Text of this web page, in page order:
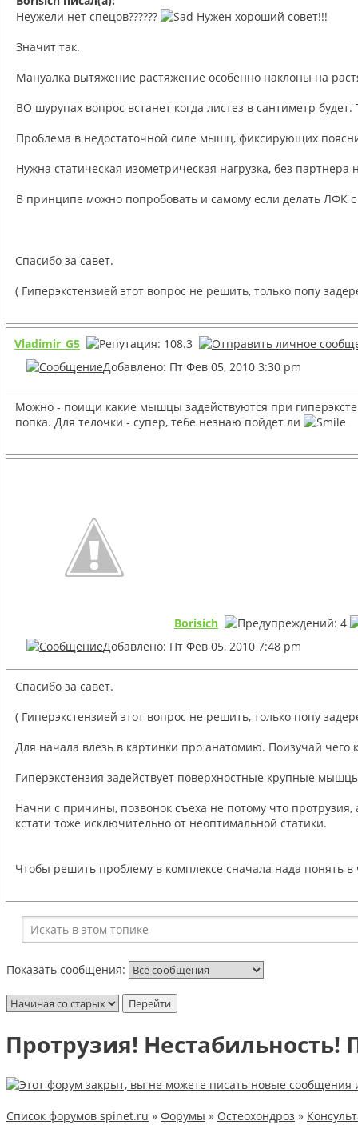
Неужели нет спецов??????
Нужен хороший совет!!!
Значит так.
Мануалка вытяжение растяжение особенно наклоны на
ВО шурупах вопрос встанет когда листез в сантиметр
Проблема в недостаточной силе мышц, фиксирующих
Нужна статическая изометрическая нагрузка, без
В принципе можно попробовать и самому если делать ЛФК
Спасибо за савет.
( Гиперэкстензией этот вопрос не решить, только попу
Vladimir_G5
Добавлено: Пт Фев 05, 2010 3:30 pm
Можно - поищи какие мышцы задействуются при
попка. Для телочки - супер, тебе незнаю пойдет ли
Borisich
Добавлено: Пт Фев 05, 2010 7:48 pm
Спасибо за савет.
( Гиперэкстензией этот вопрос не решить, только попу
Для начала влезь в картинки про анатомию. Поизучай чего
Гиперэкстензия задействует поверхностные крупные
Начни с причины, позвонок съеха не потому что
кстати тоже исключительно от неоптимальной статики.
Чтобы решить проблему в комплексе сначала нада понять
Показать сообщения:
Протрузия! Нестабильность!
Список форумов spinet.ru » Форумы » Остеохондроз »